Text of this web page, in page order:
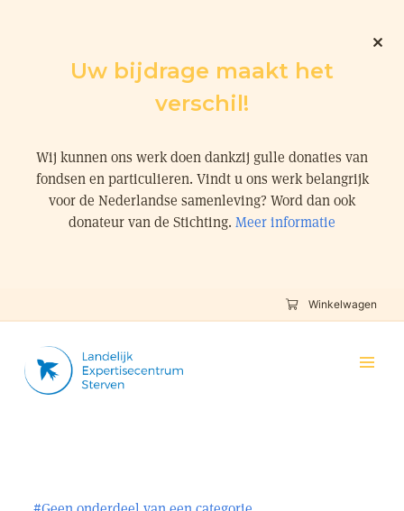
Uw bijdrage maakt het
verschil!
Wij kunnen ons werk doen dankzij gulle donaties van
fondsen en particulieren. Vindt u ons werk belangrijk
voor de Nederlandse samenleving? Word dan ook
donateur van de Stichting. Meer informatie
Winkelwagen